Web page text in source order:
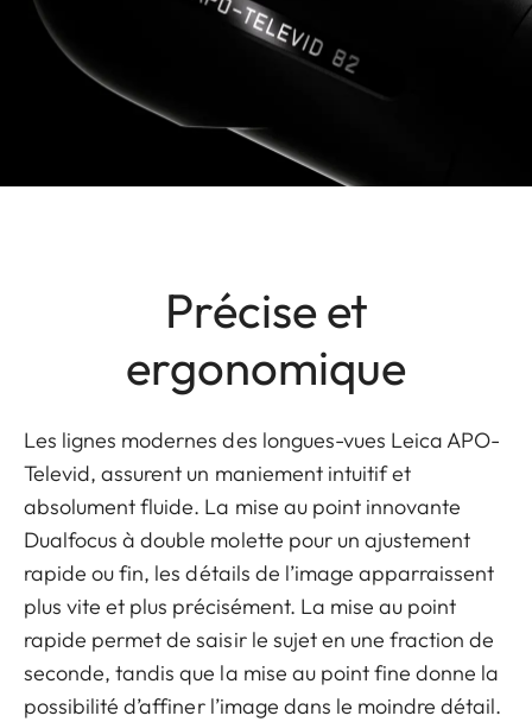
Précise et
ergonomique
Les lignes modernes des longues-vues Leica APO-
Televid, assurent un maniement intuitif et
absolument fluide. La mise au point innovante
Dualfocus à double molette pour un ajustement
rapide ou fin, les détails de l’image apparraissent
plus vite et plus précisément. La mise au point
rapide permet de saisir le sujet en une fraction de
seconde, tandis que la mise au point fine donne la
possibilité d’affiner l’image dans le moindre détail.